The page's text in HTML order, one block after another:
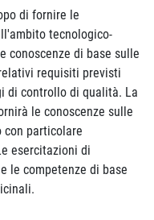
di fornire le
tecnologico-
conoscenze di base sulle
requisiti previsti
di controllo di qualità. La
le conoscenze sulle
con particolare
esercitazioni di
le competenze di base